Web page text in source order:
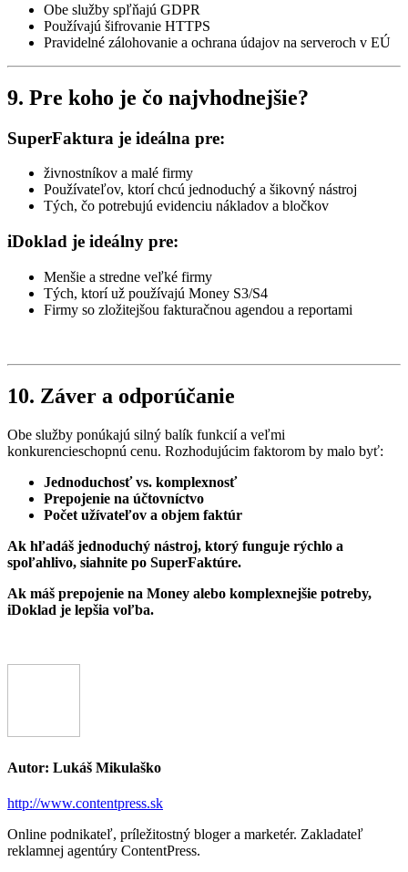
Obe služby spľňajú GDPR
Používajú šifrovanie HTTPS
Pravidelné zálohovanie a ochrana údajov na serveroch v EÚ
9. Pre koho je čo najvhodnejšie?
SuperFaktura je ideálna pre:
živnostníkov a malé firmy
Používateľov, ktorí chcú jednoduchý a šikovný nástroj
Tých, čo potrebujú evidenciu nákladov a bločkov
iDoklad je ideálny pre:
Menšie a stredne veľké firmy
Tých, ktorí už používajú Money S3/S4
Firmy so zložitejšou fakturačnou agendou a reportami
10. Záver a odporúčanie
Obe služby ponúkajú silný balík funkcií a veľmi
konkurencieschopnú cenu. Rozhodujúcim faktorom by malo byť:
Jednoduchosť vs. komplexnosť
Prepojenie na účtovníctvo
Počet užívateľov a objem faktúr
Ak hľadáš jednoduchý nástroj, ktorý funguje rýchlo a
spoľahlivo, siahnite po SuperFaktúre.
Ak máš prepojenie na Money alebo komplexnejšie potreby,
iDoklad je lepšia voľba.
Autor: Lukáš Mikulaško
http://www.contentpress.sk
Online podnikateľ, príležitostný bloger a marketér. Zakladateľ
reklamnej agentúry ContentPress.